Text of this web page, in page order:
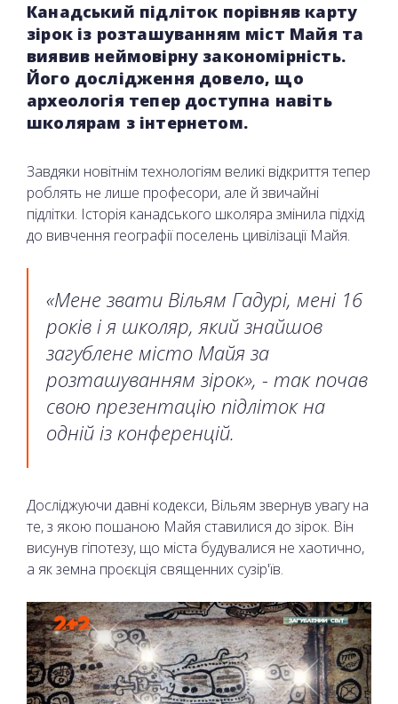
Канадський підліток порівняв карту
зірок із розташуванням міст Майя та
виявив неймовірну закономірність.
Його дослідження довело, що
археологія тепер доступна навіть
школярам з інтернетом.
Завдяки новітнім технологіям великі відкриття тепер
роблять не лише професори, але й звичайні
підлітки. Історія канадського школяра змінила підхід
до вивчення географії поселень цивілізації Майя.
«Мене звати Вільям Гадурі, мені 16
років і я школяр, який знайшов
загублене місто Майя за
розташуванням зірок», - так почав
свою презентацію підліток на
одній із конференцій.
Досліджуючи давні кодекси, Вільям звернув увагу на
те, з якою пошаною Майя ставилися до зірок. Він
висунув гіпотезу, що міста будувалися не хаотично,
а як земна проєкція священних сузір'їв.